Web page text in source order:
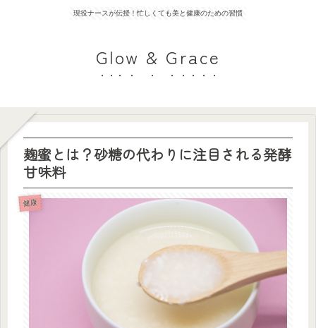
現役ナースが伝授！忙しくても美と健康のための習慣
Glow & Grace
麹蜜とは？砂糖の代わりに注目される発酵
甘味料
健康